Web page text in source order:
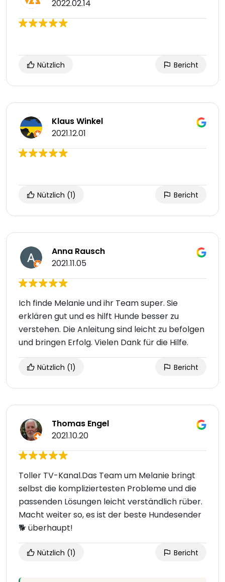
2022.02.14
Nützlich Bericht
Klaus Winkel
2021.12.01
Nützlich (1) Bericht
Anna Rausch
2021.11.05
Ich finde Melanie und ihr Team super. Sie
erklären gut und es hilft Hunde besser zu
verstehen. Die Anleitung sind leicht zu befolgen
und bringen Erfolg. Vielen Dank für die Hilfe.
Nützlich (1) Bericht
Thomas Engel
2021.10.20
Toller TV-Kanal.Das Team um Melanie bringt
selbst die kompliziertesten Probleme und die
passenden Lösungen leicht verständlich rüber.
Macht weiter so, es ist der beste Hundesender
🐕 überhaupt!
Nützlich (1) Bericht